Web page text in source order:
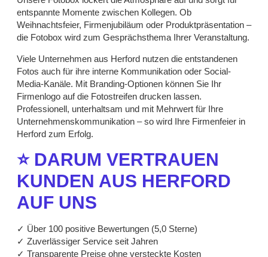
entspannte Momente zwischen Kollegen. Ob
Weihnachtsfeier, Firmenjubiläum oder Produktpräsentation –
die Fotobox wird zum Gesprächsthema Ihrer Veranstaltung.
Viele Unternehmen aus Herford nutzen die entstandenen
Fotos auch für ihre interne Kommunikation oder Social-
Media-Kanäle. Mit Branding-Optionen können Sie Ihr
Firmenlogo auf die Fotostreifen drucken lassen.
Professionell, unterhaltsam und mit Mehrwert für Ihre
Unternehmenskommunikation – so wird Ihre Firmenfeier in
Herford zum Erfolg.
⭐ DARUM VERTRAUEN
KUNDEN AUS HERFORD
AUF UNS
✓ Über 100 positive Bewertungen (5,0 Sterne)
✓ Zuverlässiger Service seit Jahren
✓ Transparente Preise ohne versteckte Kosten